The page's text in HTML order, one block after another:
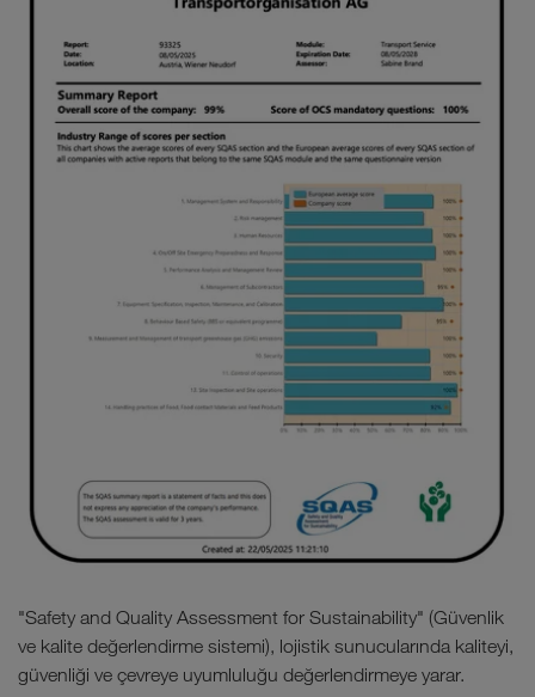
"Safety and Quality Assessment for Sustainability" (Güvenlik
ve kalite değerlendirme sistemi), lojistik sunucularında kaliteyi,
güvenliği ve çevreye uyumluluğu değerlendirmeye yarar.